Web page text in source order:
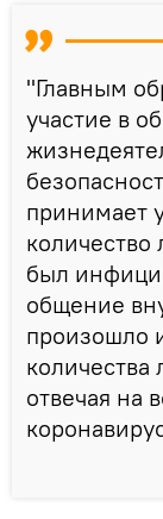
"Главным
участие в
принимает
количество
был
общение
произошло
количества
отвечая на